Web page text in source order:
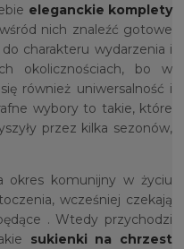
eleganckie komplety
nich znaleźć gotowe
charakteru wydarzenia i
okolicznościach, bo w
również uniwersalność i
wybory to takie, które
przez kilka sezonów,
okres komunijny w życiu
wcześniej czekają
. Wtedy przychodzi
sukienki na chrzest